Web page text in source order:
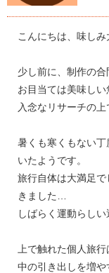
こんにちは、味しみ
少し前に、制作の
お目当ては美味しい
入念なリサーチの
暑くも寒くもない
いたようです。
旅行自体は大満足
きました…
しばらく運動らし
上で触れた個人旅
中の引き出しを増